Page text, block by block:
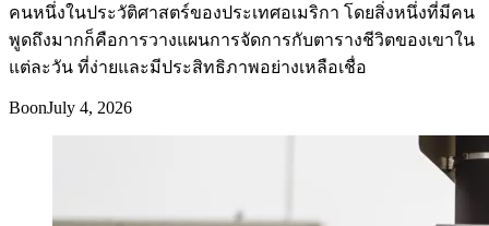
คนหนึ่งในประวัติศาสตร์ของประเทศอเมริกา โดยสิ่งหนึ่งที่มีคน
พูดถึงมากก็คือการวางแผนการจัดการกับตารางชีวิตของเขาใน
แต่ละวัน ที่ง่ายและมีประสิทธิภาพอย่างเหลือเชื่อ
BoonJuly 4, 2026